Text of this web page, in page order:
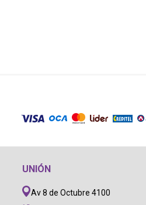
UNIÓN
Av 8 de Octubre 4100